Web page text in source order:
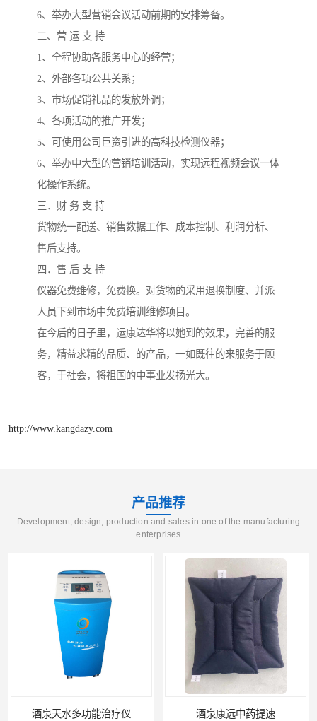
6、举办大型营销会议活动前期的安排筹备。
二、营 运 支 持
1、全程协助各服务中心的经营；
2、外部各项公共关系；
3、市场促销礼品的发放外调；
4、各项活动的推广开发；
5、可使用公司巨资引进的高科技检测仪器；
6、举办中大型的营销培训活动，实现远程视频会议一体
化操作系统。
三．财 务 支 持
货物统一配送、销售数据工作、成本控制、利润分析、
售后支持。
四．售 后 支 持
仪器免费维修，免费换。对货物的采用退换制度、并派
人员下到市场中免费培训维修项目。
在今后的日子里，运康达华将以她到的效果，完善的服
务，精益求精的品质、的产品，一如既往的来服务于顾
客，于社会，将祖国的中事业发扬光大。
http://www.kangdazy.com
产品推荐
Development, design, production and sales in one of the manufacturing
enterprises
酒泉天水多功能治疗仪 酒泉康远中药提速